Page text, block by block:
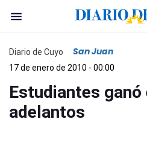
Diario de Cuyo San Juan
17 de enero de 2010 - 00:00
Estudiantes ganó
adelantos